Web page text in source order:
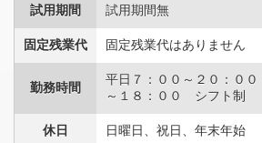
試用期間 試用期間無
固定残業代 固定残業代はありません
勤務時間
平日７：００～２０：０
～１８：００ シフト制
休日 日曜日、祝日、年末年